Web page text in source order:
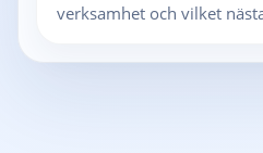
verksamhet och vilket